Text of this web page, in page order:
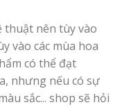
thuật nên tùy vào
vào các mùa hoa
có thể đạt
nhưng nếu có sự
sắc... shop sẽ hỏi